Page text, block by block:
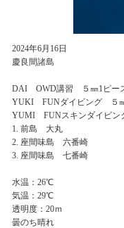
2024年6月16日
慶良間諸島
DAI OWD講習 ５㎜1ピー
YUKI FUNダイビング ５
YUMI FUNスキンダイビン
前島 大丸
座間味島 六番崎
座間味島 七番崎
水温：26℃
気温：29℃
透明度：20ｍ
曇のち晴れ